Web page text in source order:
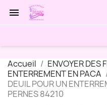

Accueil
ENVOYER DES
ENTERREMENT EN PACA
DEUIL POUR UN
PERNES 84210